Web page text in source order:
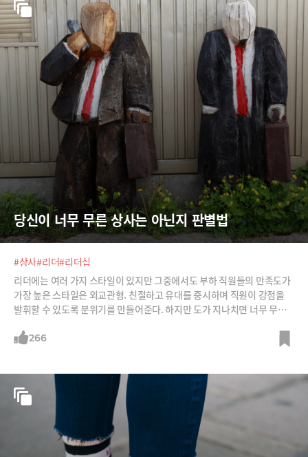
당신이 너무 무른 상사는 아닌지 판별법
#상사#리더#리더십
리더에는 여러 가지 스타일이 있지만 그중에서도 부하 직원들의 만족도가
가장 높은 스타일은 외교관형. 친절하고 유대를 중시하며 직원이 강점을
발휘할 수 있도록 분위기를 만들어준다. 하지만 도가 지나치면 너무 무른
266